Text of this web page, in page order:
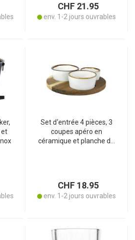
CHF 21.95
env. 1-2 jours ouvrables
et
Set d‘entrée 4 pièces, 3
coupes apéro en
céramique et planche de
CHF 18.95
env. 1-2 jours ouvrables